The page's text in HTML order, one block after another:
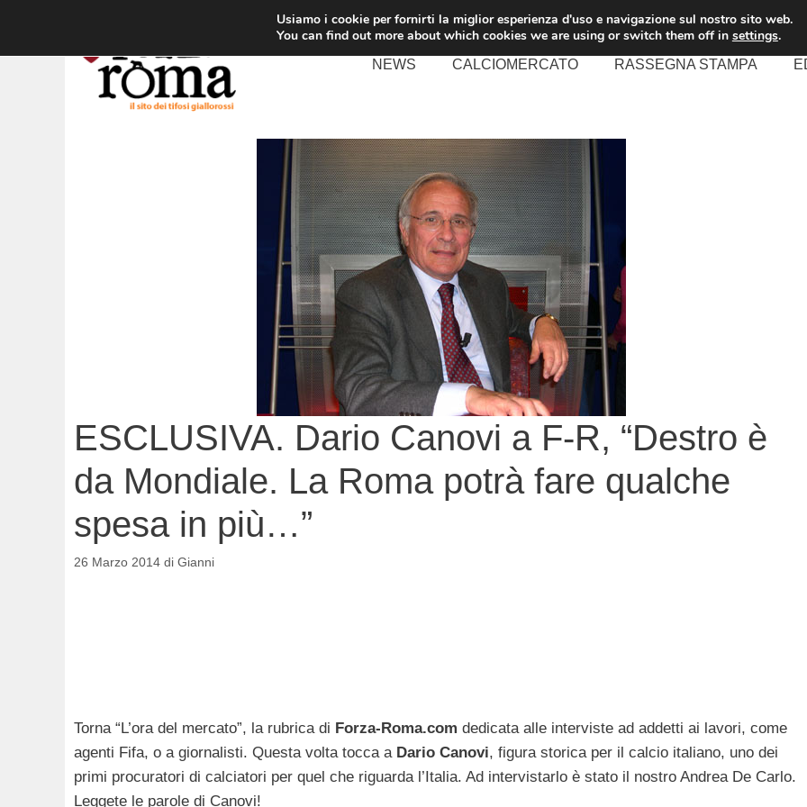
contenuto
NEWS CALCIOMERCATO RASSEGNA STAMPA
ESCLUSIVA. Dario Canovi a F-R, “Destro è
da Mondiale. La Roma potrà fare qualche
spesa in più…”
26 Marzo 2014 di Gianni
Torna “L’ora del mercato”, la rubrica di Forza-Roma.com dedicata alle interviste ad addetti ai lavori, come
agenti Fifa, o a giornalisti. Questa volta tocca a Dario Canovi, figura storica per il calcio italiano, uno dei
primi procuratori di calciatori per quel che riguarda l’Italia. Ad intervistarlo è stato il nostro Andrea De Carlo.
Leggete le parole di Canovi!
Usiamo i cookie per fornirti la miglior esperienza d'uso e navigazione sul nostro sito web.
You can find out more about which cookies we are using or switch them off in settings.